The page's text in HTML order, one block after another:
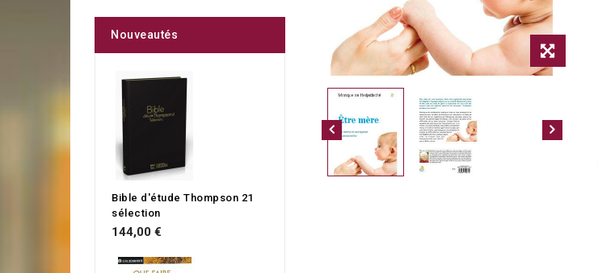
Nouveautés
Bible d'étude Thompson 21
sélection
144,00 €